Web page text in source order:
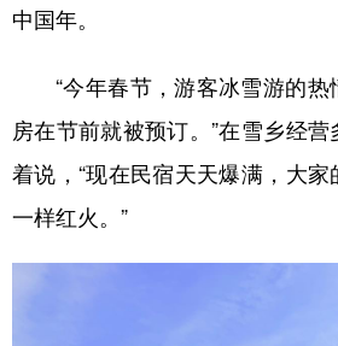
中国年。
“今年春节，游客冰雪游的热
房在节前就被预订。”在雪乡经
着说，“现在民宿天天爆满，大
一样红火。”